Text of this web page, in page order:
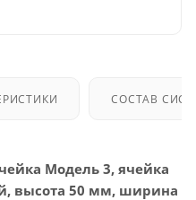
СОСТАВ
Модель 3, ячейка
высота 50 мм, ширина